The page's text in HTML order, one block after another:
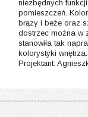
niezbędnych
pomieszczeń.
brązy i beże oraz
dostrzec można w
stanowiła tak
kolorystyki
Projektant: